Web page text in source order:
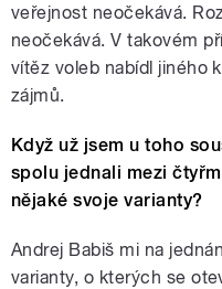
veřejnost neočekává.
neočekává. V takovém
vítěz voleb nabídl jiného
zájmů.
Když už jsem u toho
spolu jednali mezi
nějaké svoje varianty?
Andrej Babiš mi na
varianty, o kterých se